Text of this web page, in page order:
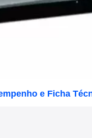
e Ficha